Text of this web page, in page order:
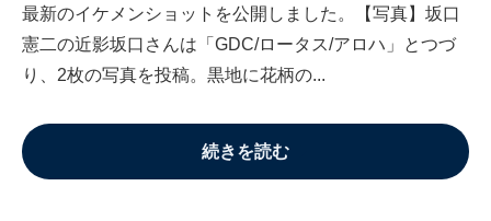
最新のイケメンショットを公開しました。【写真】坂口
憲二の近影坂口さんは「GDC/ロータス/アロハ」とつづ
り、2枚の写真を投稿。黒地に花柄の...
続きを読む